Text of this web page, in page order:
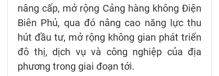
nâng cấp, mở rộng Cảng hàng không Điện
Biên Phủ, qua đó nâng cao năng lực thu
hút đầu tư, mở rộng không gian phát triển
đô thị, dịch vụ và công nghiệp của địa
phương trong giai đoạn tới.